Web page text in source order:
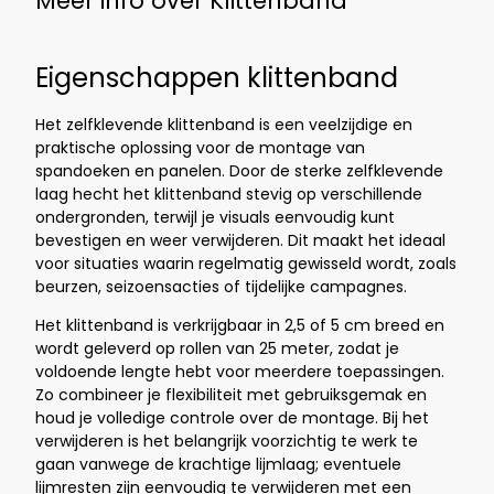
Eigenschappen klittenband
Het zelfklevende klittenband is een veelzijdige en
praktische oplossing voor de montage van
spandoeken en panelen. Door de sterke zelfklevende
laag hecht het klittenband stevig op verschillende
ondergronden, terwijl je visuals eenvoudig kunt
bevestigen en weer verwijderen. Dit maakt het ideaal
voor situaties waarin regelmatig gewisseld wordt, zoals
beurzen, seizoensacties of tijdelijke campagnes.
Het klittenband is verkrijgbaar in 2,5 of 5 cm breed en
wordt geleverd op rollen van 25 meter, zodat je
voldoende lengte hebt voor meerdere toepassingen.
Zo combineer je flexibiliteit met gebruiksgemak en
houd je volledige controle over de montage. Bij het
verwijderen is het belangrijk voorzichtig te werk te
gaan vanwege de krachtige lijmlaag; eventuele
lijmresten zijn eenvoudig te verwijderen met een